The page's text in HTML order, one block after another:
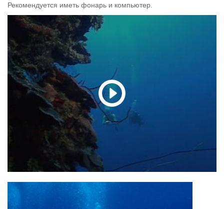
Рекомендуется иметь фонарь и компьютер.